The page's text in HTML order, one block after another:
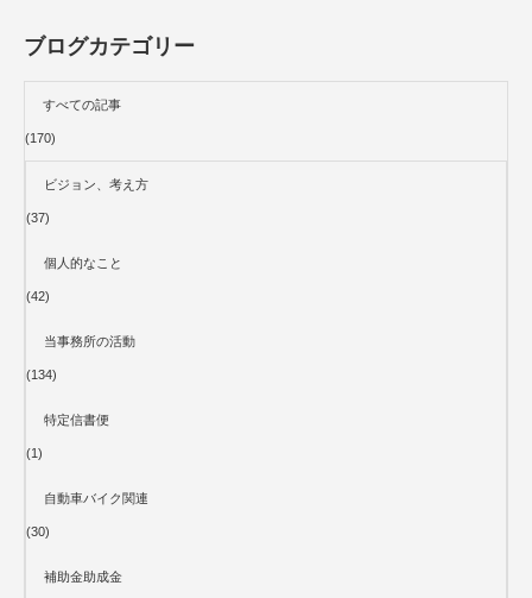
ブログカテゴリー
すべての記事
(170)
ビジョン、考え方
(37)
個人的なこと
(42)
当事務所の活動
(134)
特定信書便
(1)
自動車バイク関連
(30)
補助金助成金